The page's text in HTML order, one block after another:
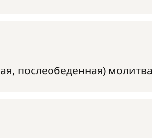
послеобеденная) молитва